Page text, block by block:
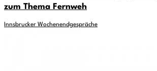
zum Thema Fernweh
Innsbrucker Wochenendgespräche